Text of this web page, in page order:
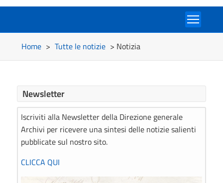
Home > Tutte le notizie > Notizia
Newsletter
Iscriviti alla Newsletter della Direzione generale
Archivi per ricevere una sintesi delle notizie salienti
pubblicate sul nostro sito.
CLICCA QUI